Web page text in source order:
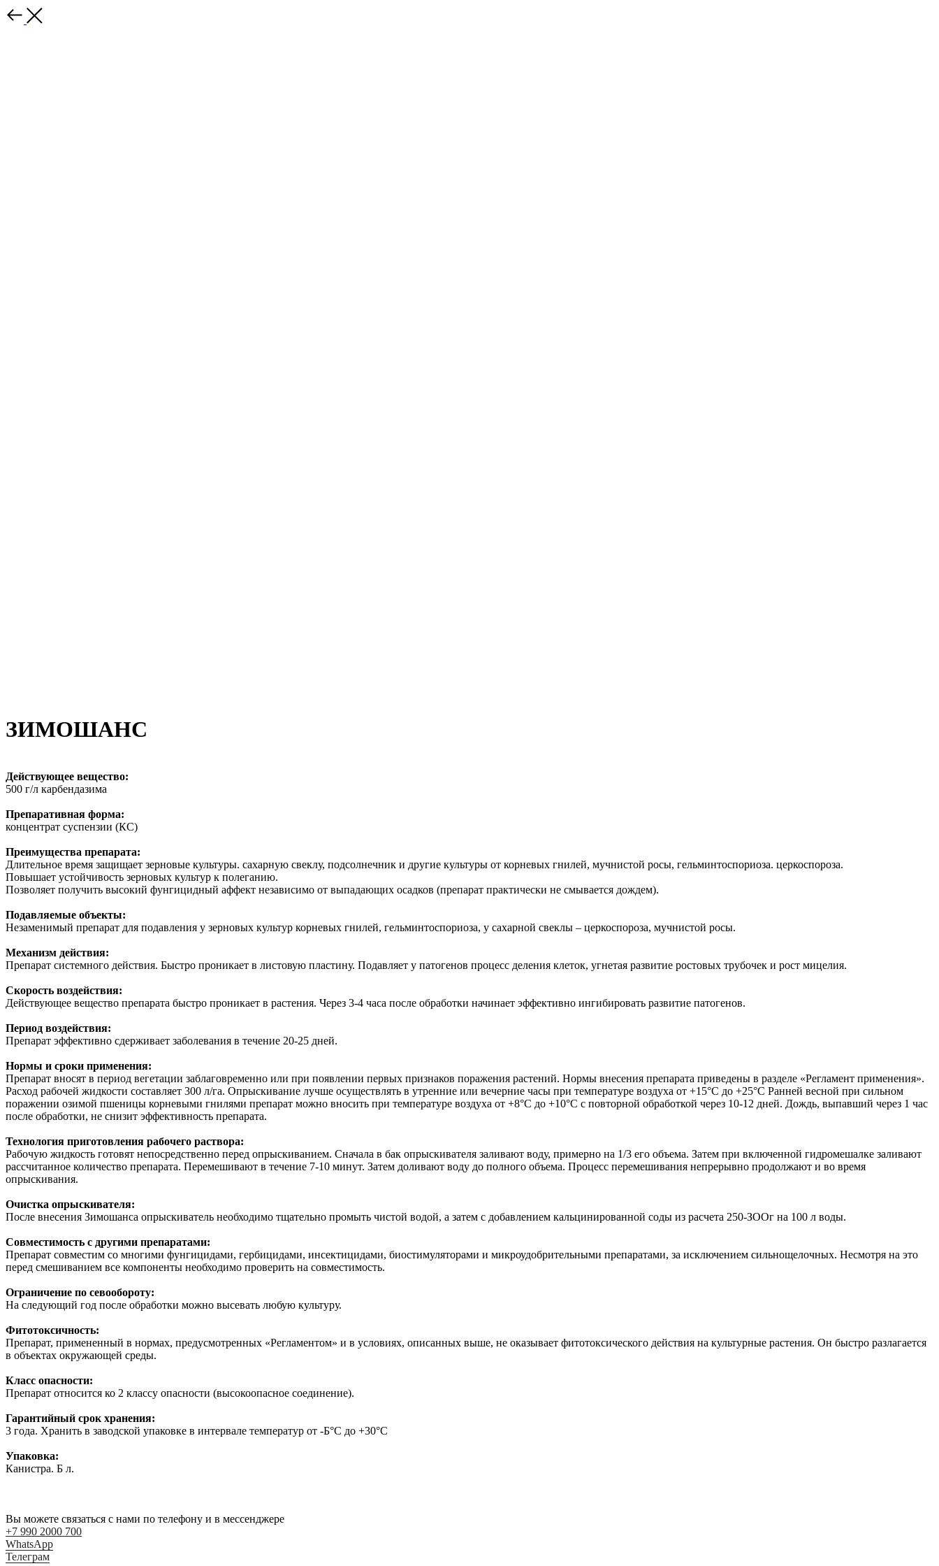
ЗИМОШАНС
Действующее вещество:
500 г/л карбендазима
Препаративная форма:
концентрат суспензии (КС)
Преимущества препарата:
Длительное время защищает зерновые культуры. сахарную свеклу, подсолнечник и другие культуры от корневых гнилей, мучнистой росы, гельминтоспориоза. церкоспороза.
Повышает устойчивость зерновых культур к полеганию.
Позволяет получить высокий фунгицидный аффект независимо от выпадающих осадков (препарат практически не смывается дождем).
Подавляемые объекты:
Незаменимый препарат для подавления у зерновых культур корневых гнилей, гельминтоспориоза, у сахарной свеклы – церкоспороза, мучнистой росы.
Механизм действия:
Препарат системного действия. Быстро проникает в листовую пластину. Подавляет у патогенов процесс деления клеток, угнетая развитие ростовых трубочек и рост мицелия.
Скорость воздействия:
Действующее вещество препарата быстро проникает в растения. Через 3-4 часа после обработки начинает эффективно ингибировать развитие патогенов.
Период воздействия:
Препарат эффективно сдерживает заболевания в течение 20-25 дней.
Нормы и сроки применения:
Препарат вносят в период вегетации заблаговременно или при появлении первых признаков поражения растений. Нормы внесения препарата приведены в разделе «Регламент применения».
Расход рабочей жидкости составляет 300 л/га. Опрыскивание лучше осуществлять в утренние или вечерние часы при температуре воздуха от +15°С до +25°С Ранней весной при сильном
поражении озимой пшеницы корневыми гнилями препарат можно вносить при температуре воздуха от +8°С до +10°С с повторной обработкой через 10-12 дней. Дождь, выпавший через 1 час
после обработки, не снизит эффективность препарата.
Технология приготовления рабочего раствора:
Рабочую жидкость готовят непосредственно перед опрыскиванием. Сначала в бак опрыскивателя заливают воду, примерно на 1/3 его объема. Затем при включенной гидромешалке заливают
рассчитанное количество препарата. Перемешивают в течение 7-10 минут. Затем доливают воду до полного объема. Процесс перемешивания непрерывно продолжают и во время
опрыскивания.
Очистка опрыскивателя:
После внесения Зимошанса опрыскиватель необходимо тщательно промыть чистой водой, а затем с добавлением кальцинированной соды из расчета 250-ЗООг на 100 л воды.
Совместимость с другими препаратами:
Препарат совместим со многими фунгицидами, гербицидами, инсектицидами, биостимуляторами и микроудобрительными препаратами, за исключением сильнощелочных. Несмотря на это
перед смешиванием все компоненты необходимо проверить на совместимость.
Ограничение по севообороту:
На следующий год после обработки можно высевать любую культуру.
Фитотоксичность:
Препарат, примененный в нормах, предусмотренных «Регламентом» и в условиях, описанных выше, не оказывает фитотоксического действия на культурные растения. Он быстро разлагается
в объектах окружающей среды.
Класс опасности:
Препарат относится ко 2 классу опасности (высокоопасное соединение).
Гарантийный срок хранения:
3 года. Хранить в заводской упаковке в интервале температур от -Б°С до +30°С
Упаковка:
Канистра. Б л.
Вы можете связаться с нами по телефону и в мессенджере
+7 990 2000 700
WhatsApp
Телеграм